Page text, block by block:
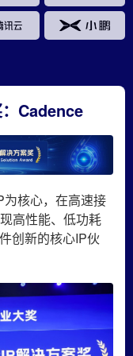
Cadence
核心，在高速接
高性能、低功耗
创新的核心IP伙